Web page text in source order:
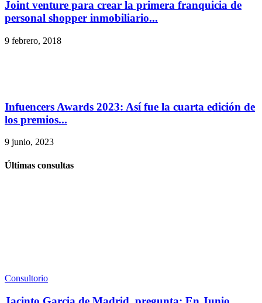
Joint venture para crear la primera franquicia de
personal shopper inmobiliario...
9 febrero, 2018
Infuencers Awards 2023: Así fue la cuarta edición de
los premios...
9 junio, 2023
Últimas consultas
Consultorio